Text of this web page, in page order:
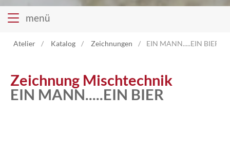
menü
Atelier
Atelier Katalog Zeichnungen EIN MANN.....EIN BIER
Zeichnung Mischtechnik
EIN MANN.....EIN BIER